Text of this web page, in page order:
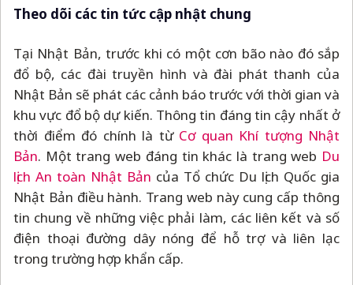
Theo dõi các tin tức cập nhật chung
Tại Nhật Bản, trước khi có một cơn bão nào đó sắp
đổ bộ, các đài truyền hình và đài phát thanh của
Nhật Bản sẽ phát các cảnh báo trước với thời gian và
khu vực đổ bộ dự kiến. Thông tin đáng tin cậy nhất ở
thời điểm đó chính là từ Cơ quan Khí tượng Nhật
Bản. Một trang web đáng tin khác là trang web Du
lịch An toàn Nhật Bản của Tổ chức Du lịch Quốc gia
Nhật Bản điều hành. Trang web này cung cấp thông
tin chung về những việc phải làm, các liên kết và số
điện thoại đường dây nóng để hỗ trợ và liên lạc
trong trường hợp khẩn cấp.